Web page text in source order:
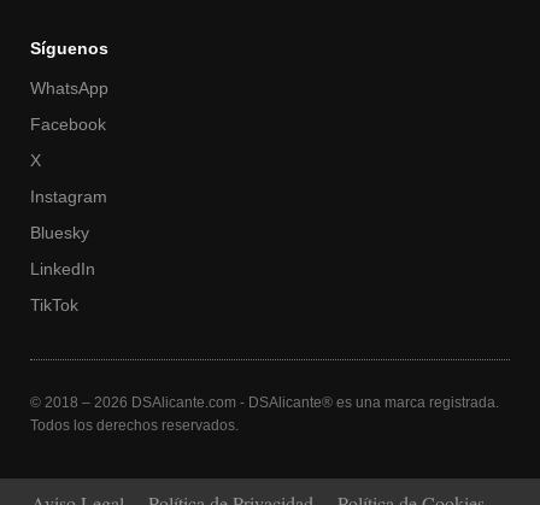
Síguenos
WhatsApp
Facebook
X
Instagram
Bluesky
LinkedIn
TikTok
© 2018 – 2026 DSAlicante.com - DSAlicante® es una marca registrada.
Todos los derechos reservados.